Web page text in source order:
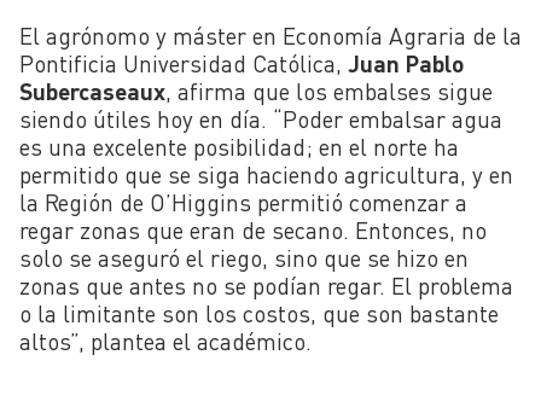
El agrónomo y máster en Economía Agraria de la
Pontificia Universidad Católica, Juan Pablo
Subercaseaux, afirma que los embalses sigue
siendo útiles hoy en día. “Poder embalsar agua
es una excelente posibilidad; en el norte ha
permitido que se siga haciendo agricultura, y en
la Región de O’Higgins permitió comenzar a
regar zonas que eran de secano. Entonces, no
solo se aseguró el riego, sino que se hizo en
zonas que antes no se podían regar. El problema
o la limitante son los costos, que son bastante
altos”, plantea el académico.